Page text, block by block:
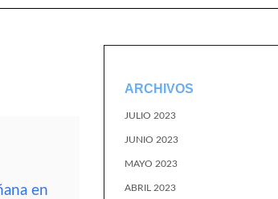
en
ARCHIVOS
JULIO 2023
JUNIO 2023
MAYO 2023
ABRIL 2023